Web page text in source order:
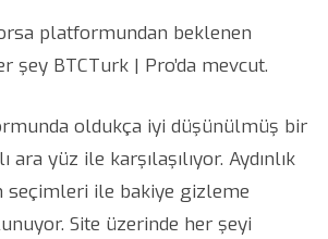
platformundan beklenen
şey BTCTurk | Pro’da mevcut.
oldukça iyi düşünülmüş bir
ara yüz ile karşılaşılıyor. Aydınlık
seçimleri ile bakiye gizleme
Site üzerinde her şeyi